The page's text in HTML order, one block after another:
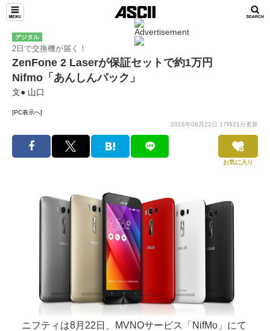
デジタル
2日で交換機が届く！
ZenFone 2 Laserが保証セットで約1万円
Nifmo「あんしんパック」
文● 山口
[PC表示へ]
2016年08月22日 17時21分更新
お気に入り
ニフティは8月22日、MVNOサービス「NifMo」にて